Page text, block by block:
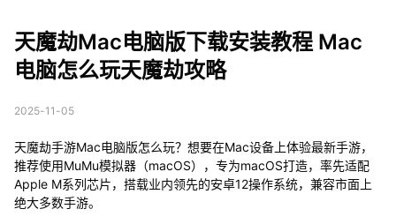
天魔劫Mac电脑版下载安装教程 Mac
电脑怎么玩天魔劫攻略
2025-11-05
天魔劫手游Mac电脑版怎么玩？想要在Mac设备上体验最新手游，
推荐使用MuMu模拟器（macOS），专为macOS打造，率先适配
Apple M系列芯片，搭载业内领先的安卓12操作系统，兼容市面上
绝大多数手游。